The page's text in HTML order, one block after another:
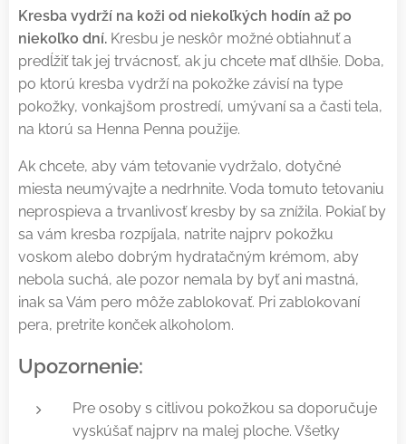
Kresba vydrží na koži od niekoľkých hodín až po
niekoľko dní. Kresbu je neskôr možné obtiahnuť a
predĺžiť tak jej trvácnosť, ak ju chcete mať dlhšie. Doba,
po ktorú kresba vydrží na pokožke závisí na type
pokožky, vonkajšom prostredí, umývaní sa a časti tela,
na ktorú sa Henna Penna použije.
Ak chcete, aby vám tetovanie vydržalo, dotyčné
miesta neumývajte a nedrhnite. Voda tomuto tetovaniu
neprospieva a trvanlivosť kresby by sa znížila. Pokiaľ by
sa vám kresba rozpíjala, natrite najprv pokožku
voskom alebo dobrým hydratačným krémom, aby
nebola suchá, ale pozor nemala by byť ani mastná,
inak sa Vám pero môže zablokovať. Pri zablokovaní
pera, pretrite konček alkoholom.
Upozornenie:
Pre osoby s citlivou pokožkou sa doporučuje
vyskúšať najprv na malej ploche. Všetky